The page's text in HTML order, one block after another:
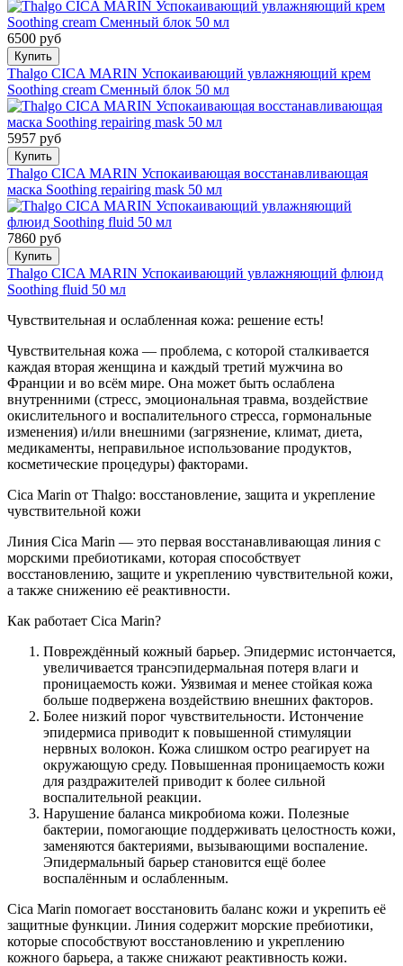
6500 руб
Купить
Thalgo СICA MARIN Успокаивающий увлажняющий крем
Soothing cream Сменный блок 50 мл
5957 руб
Купить
Thalgo СICA MARIN Успокаивающая восстанавливающая
маска Soothing repairing mask 50 мл
7860 руб
Купить
Thalgo СICA MARIN Успокаивающий увлажняющий флюид
Soothing fluid 50 мл
Чувствительная и ослабленная кожа: решение есть!
Чувствительная кожа — проблема, с которой сталкивается
каждая вторая женщина и каждый третий мужчина во
Франции и во всём мире. Она может быть ослаблена
внутренними (стресс, эмоциональная травма, воздействие
окислительного и воспалительного стресса, гормональные
изменения) и/или внешними (загрязнение, климат, диета,
медикаменты, неправильное использование продуктов,
косметические процедуры) факторами.
Cica Marin от Thalgo: восстановление, защита и укрепление
чувствительной кожи
Линия Cica Marin — это первая восстанавливающая линия с
морскими пребиотиками, которая способствует
восстановлению, защите и укреплению чувствительной кожи,
а также снижению её реактивности.
Как работает Cica Marin?
Повреждённый кожный барьер. Эпидермис истончается,
увеличивается трансэпидермальная потеря влаги и
проницаемость кожи. Уязвимая и менее стойкая кожа
больше подвержена воздействию внешних факторов.
Более низкий порог чувствительности. Истончение
эпидермиса приводит к повышенной стимуляции
нервных волокон. Кожа слишком остро реагирует на
окружающую среду. Повышенная проницаемость кожи
для раздражителей приводит к более сильной
воспалительной реакции.
Нарушение баланса микробиома кожи. Полезные
бактерии, помогающие поддерживать целостность кожи,
заменяются бактериями, вызывающими воспаление.
Эпидермальный барьер становится ещё более
воспалённым и ослабленным.
Cica Marin помогает восстановить баланс кожи и укрепить её
защитные функции. Линия содержит морские пребиотики,
которые способствуют восстановлению и укреплению
кожного барьера, а также снижают реактивность кожи.